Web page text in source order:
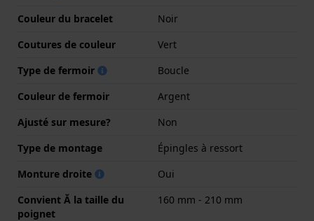
Couleur du bracelet
Noir
Coutures de couleur
Vert
Type de fermoir
Boucle
Couleur de fermoir
Argent
Ajusté sur mesure?
Non
Type de montage
Épingles à ressort
Monture droite
Oui
Convient Ă la taille du
poignet
160 mm - 210 mm